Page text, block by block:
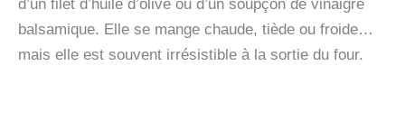
d’un filet d’huile d’olive ou d’un soupçon de vinaigre
balsamique. Elle se mange chaude, tiède ou froide…
mais elle est souvent irrésistible à la sortie du four.